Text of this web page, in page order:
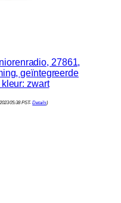
27861,
geïntegreerde
zwart
05:38 PST-Details)